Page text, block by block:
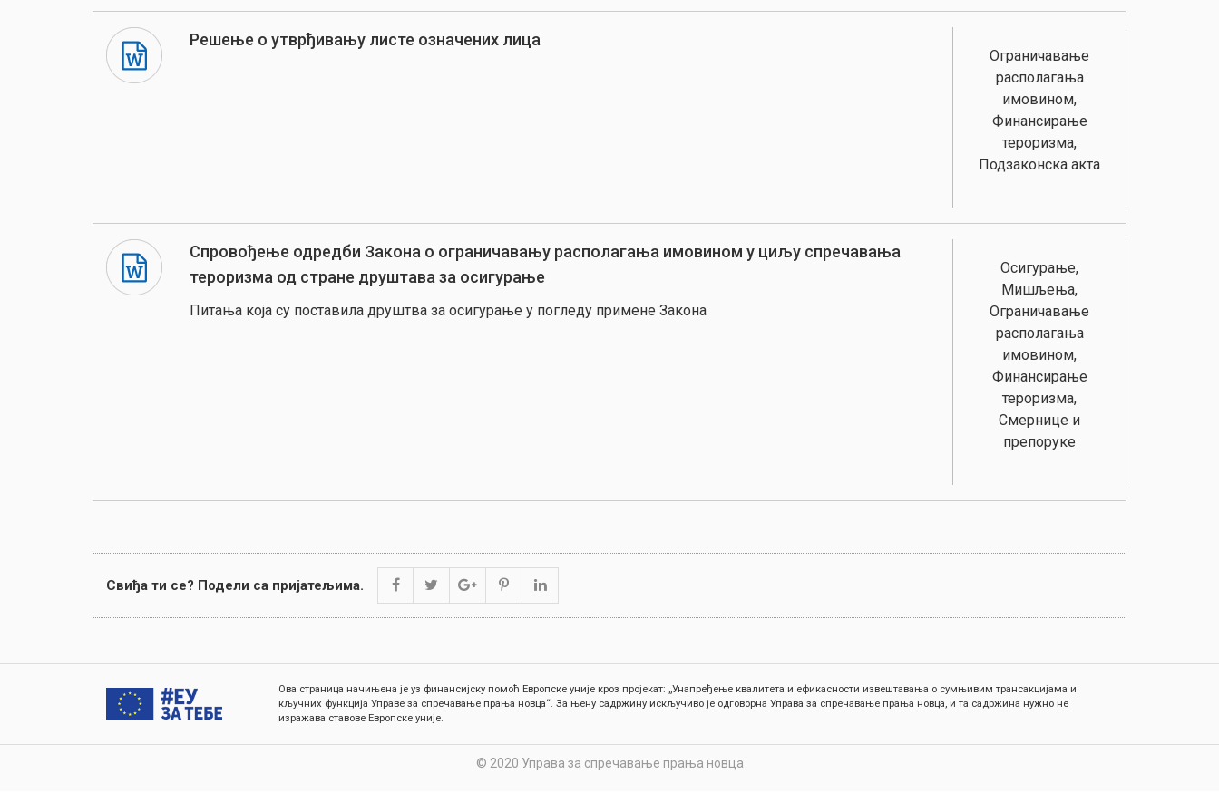
Решење о утврђивању листе означених лица
Ограничавање
располагања
имовином,
Финансирање
тероризма,
Подзаконска акта
Спровођење одредби Закона о ограничавању располагања имовином у циљу спречавања
тероризма од стране друштава за осигурање
Питања која су поставила друштва за осигурање у погледу примене Закона
Осигурање,
Мишљења,
Ограничавање
располагања
имовином,
Финансирање
тероризма,
Смернице и
препоруке
Свиђа ти се? Подели са пријатељима.
Ова страница начињена је уз финансијску помоћ Европске уније кроз пројекат: „Унапређење квалитета и ефикасности извештавања о сумњивим трансакцијама и
кључних функција Управе за спречавање прања новца“. За њену садржину искључиво је одговорна Управа за спречавање прања новца, и та садржина нужно не
изражава ставове Европске уније.
© 2020 Управа за спречавање прања новца